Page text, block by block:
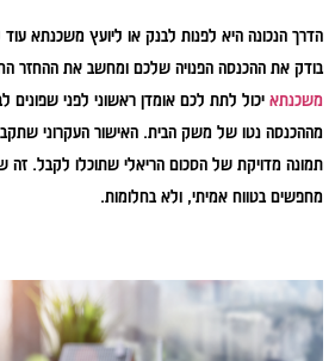
הדרך הנכונה היא לפנות לבנק או ליועץ משכנתא
בודק את ההכנסה הפנויה שלכם ומחשב את ההחזר
משכנתא יכול לתת לכם אומדן ראשוני לפני
מההכנסה נטו של משק הבית. האישור העקרוני
תמונה מדויקת של הסכום הריאלי שתוכלו לקבל. זה
מחפשים בטווח אמיתי, ולא בחלומות.